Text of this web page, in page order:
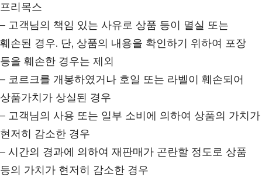
프리목스
– 고객님의 책임 있는 사유로 상품 등이 멸실 또는
훼손된 경우. 단, 상품의 내용을 확인하기 위하여 포장
등을 훼손한 경우는 제외
– 코르크를 개봉하였거나 호일 또는 라벨이 훼손되어
상품가치가 상실된 경우
– 고객님의 사용 또는 일부 소비에 의하여 상품의 가치가
현저히 감소한 경우
– 시간의 경과에 의하여 재판매가 곤란할 정도로 상품
등의 가치가 현저히 감소한 경우